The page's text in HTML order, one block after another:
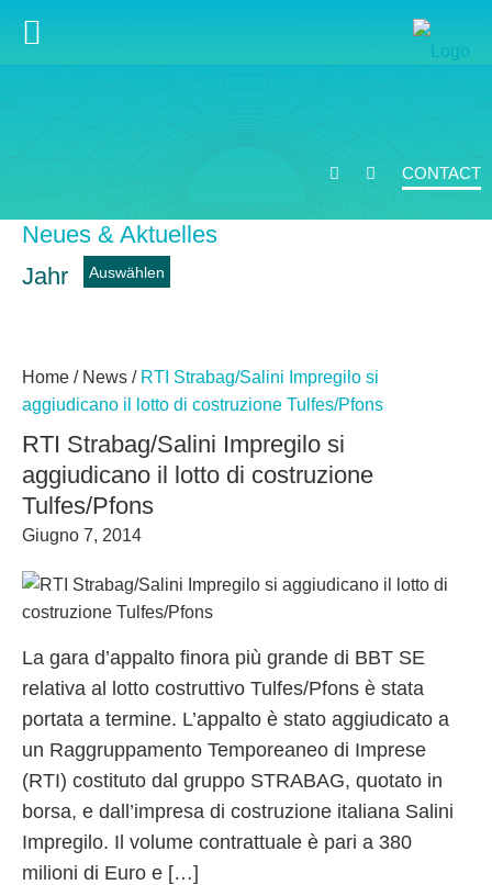
CONTACT
Neues & Aktuelles
Jahr
Home / News / RTI Strabag/Salini Impregilo si
aggiudicano il lotto di costruzione Tulfes/Pfons
RTI Strabag/Salini Impregilo si
aggiudicano il lotto di costruzione
Tulfes/Pfons
Giugno 7, 2014
La gara d’appalto finora più grande di BBT SE
relativa al lotto costruttivo Tulfes/Pfons è stata
portata a termine. L’appalto è stato aggiudicato a
un Raggruppamento Temporeaneo di Imprese
(RTI) costituto dal gruppo STRABAG, quotato in
borsa, e dall’impresa di costruzione italiana Salini
Impregilo. Il volume contrattuale è pari a 380
milioni di Euro e […]